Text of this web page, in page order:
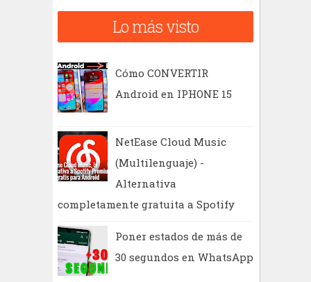
c
Lo más visto
Cómo CONVERTIR
Android en IPHONE 15
NetEase Cloud Music
(Multilenguaje) -
Alternativa
completamente gratuita a Spotify
Poner estados de más de
30 segundos en WhatsApp